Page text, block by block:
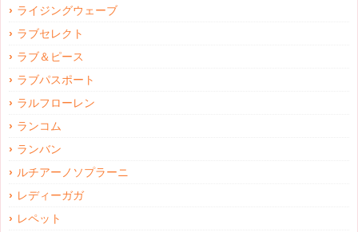
ライジングウェーブ
ラブセレクト
ラブ＆ピース
ラブパスポート
ラルフローレン
ランコム
ランバン
ルチアーノソプラーニ
レディーガガ
レペット